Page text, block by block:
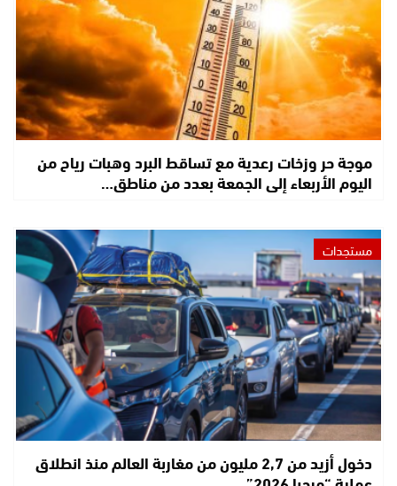
موجة حر وزخات رعدية مع تساقط البرد وهبات رياح من
اليوم الأربعاء إلى الجمعة بعدد من مناطق…
مستجدات
دخول أزيد من 2,7 مليون من مغاربة العالم منذ انطلاق